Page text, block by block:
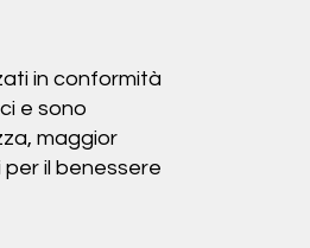
in conformità
e sono
maggior
per il benessere